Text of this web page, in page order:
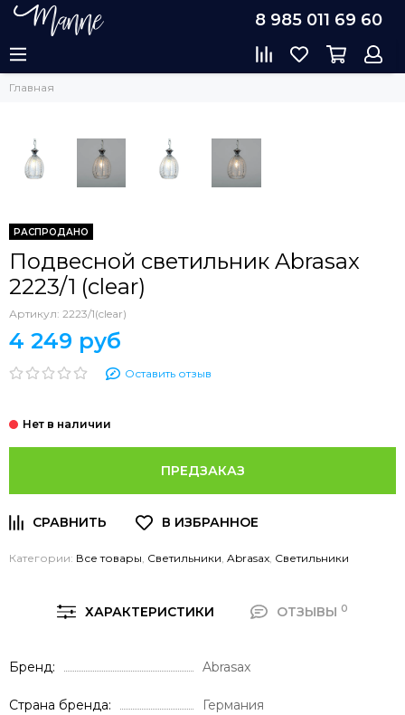
8 985 011 69 60
Главная
РАСПРОДАНО
Подвесной светильник Abrasax
2223/1 (clear)
Артикул: 2223/1(clear)
4 249 руб
Оставить отзыв
ПРЕДЗАКАЗ
Категории: Все товары, Светильники, Abrasax, Светильники
ХАРАКТЕРИСТИКИ ОТЗЫВЫ 0
Бренд Abrasax
Страна бренда Германия